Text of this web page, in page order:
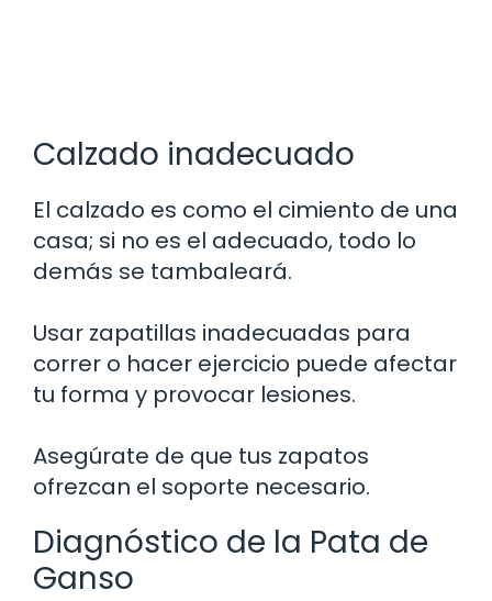
Calzado inadecuado
El calzado es como el cimiento de una
casa; si no es el adecuado, todo lo
demás se tambaleará.
Usar zapatillas inadecuadas para
correr o hacer ejercicio puede afectar
tu forma y provocar lesiones.
Asegúrate de que tus zapatos
ofrezcan el soporte necesario.
Diagnóstico de la Pata de
Ganso